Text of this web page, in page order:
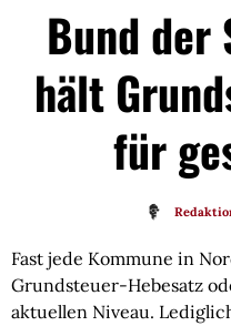
Bund der
hält
für
Fast jede Kommune in
Grundsteuer-Hebesatz
aktuellen Niveau.